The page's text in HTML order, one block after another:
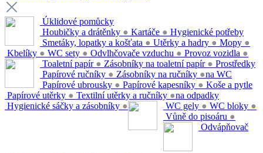
Úklidové pomůcky
Houbičky a drátěnky ● Kartáče ●
Smetáky, lopatky a košťata ● Utěrky a hadry ● Mopy ●
Kbelíky ● WC sety ● Odvlhčovače vzduchu ● Provoz vozidla ●
Hygienické potřeby
Toaletní papír ● Zásobníky na toaletní papír ●
Papírové ručníky ● Zásobníky na ručníky ●
Papírové ubrousky ● Papírové kapesníky ●
Papírové utěrky ● Textilní utěrky a ručníky ●
Hygienické sáčky a zásobníky ●
Prostředky
na WC
WC gely ● WC bloky ●
Vůně do pisoáru ●
Koše a pytle
na odpadky
Odvápňovač